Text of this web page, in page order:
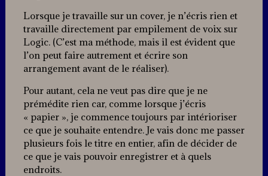
Lorsque je travaille sur un cover, je n’écris rien et
travaille directement par empilement de voix sur
Logic. (C’est ma méthode, mais il est évident que
l’on peut faire autrement et écrire son
arrangement avant de le réaliser).
Pour autant, cela ne veut pas dire que je ne
prémédite rien car, comme lorsque j’écris
« papier », je commence toujours par intérioriser
ce que je souhaite entendre. Je vais donc me passer
plusieurs fois le titre en entier, afin de décider de
ce que je vais pouvoir enregistrer et à quels
endroits.